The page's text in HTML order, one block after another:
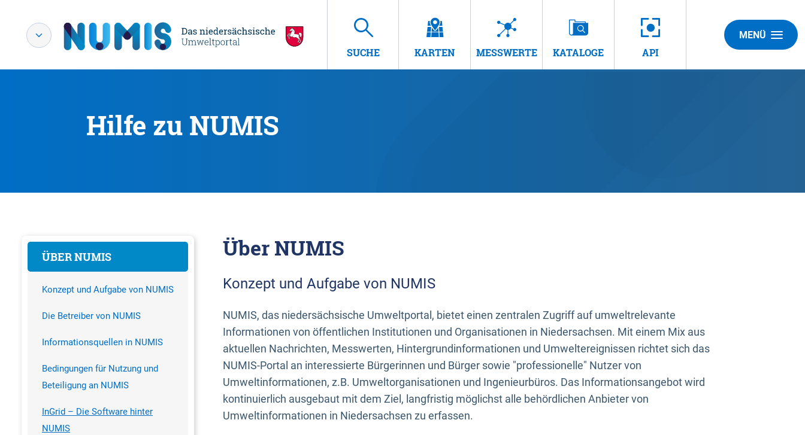
SUCHE KARTEN MESSWERTE KATALOGE API
MENÜ
Hilfe zu NUMIS
ÜBER NUMIS
Konzept und Aufgabe von NUMIS
Die Betreiber von NUMIS
Informationsquellen in NUMIS
Bedingungen für Nutzung und
Beteiligung an NUMIS
InGrid – Die Software hinter
NUMIS
Über NUMIS
Konzept und Aufgabe von NUMIS
NUMIS, das niedersächsische Umweltportal, bietet einen zentralen Zugriff auf umweltrelevante
Informationen von öffentlichen Institutionen und Organisationen in Niedersachsen. Mit einem Mix aus
aktuellen Nachrichten, Messwerten, Hintergrundinformationen und Umweltereignissen richtet sich das
NUMIS-Portal an interessierte Bürgerinnen und Bürger sowie "professionelle" Nutzer von
Umweltinformationen, z.B. Umweltorganisationen und Ingenieurbüros. Das Informationsangebot wird
kontinuierlich ausgebaut mit dem Ziel, langfristig möglichst alle behördlichen Anbieter von
Umweltinformationen in Niedersachsen zu erfassen.